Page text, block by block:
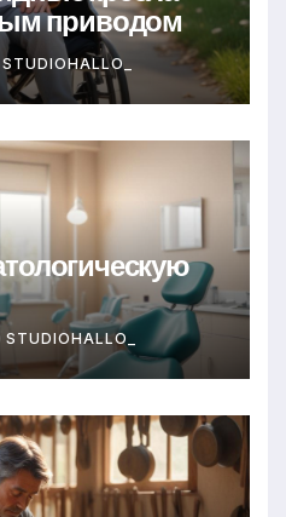
приводом
STUDIOHALLO_
STUDIOHALLO_